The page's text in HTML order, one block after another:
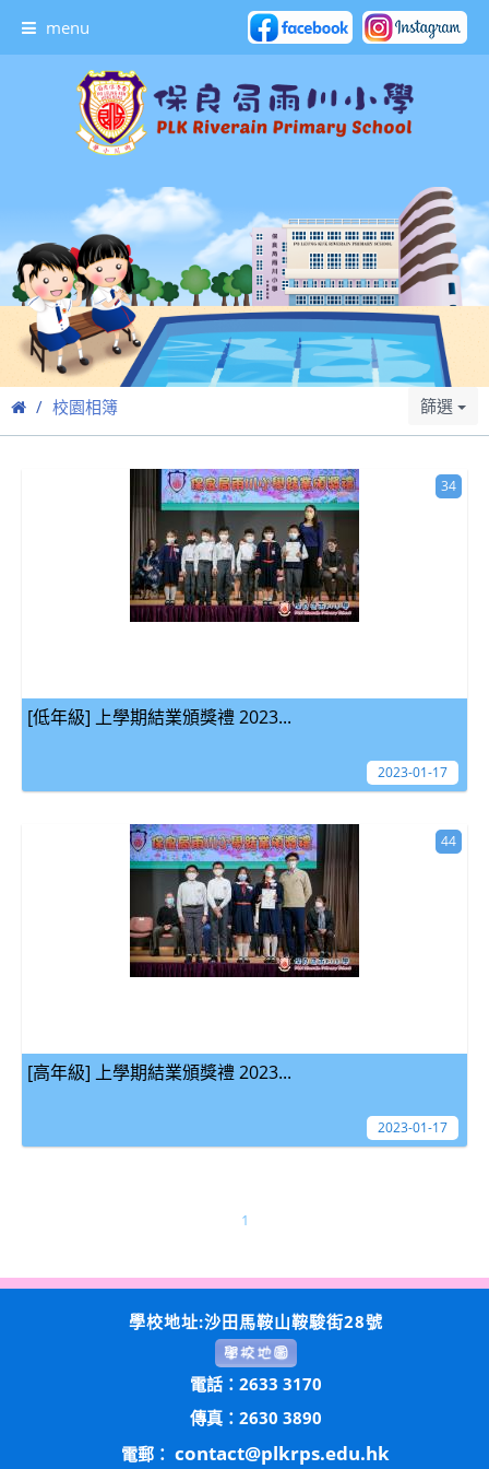
menu
校園相簿 篩選
[低年級] 上學期結業頒獎禮 2023...
34
2023-01-17
[高年級] 上學期結業頒獎禮 2023...
44
2023-01-17
1
學校地址:沙田馬鞍山鞍駿街28號
電話：2633 3170
傳真：2630 3890
電郵： contact@plkrps.edu.hk